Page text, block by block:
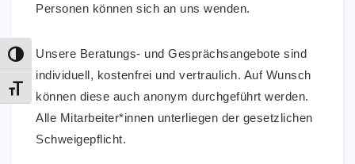
Umschalten auf hohe Kontraste
Schrift vergrößern
Personen können sich an uns wenden.
Unsere Beratungs- und Gesprächsangebote sind
individuell, kostenfrei und vertraulich. Auf Wunsch
können diese auch anonym durchgeführt werden.
Alle Mitarbeiter*innen unterliegen der gesetzlichen
Schweigepflicht.